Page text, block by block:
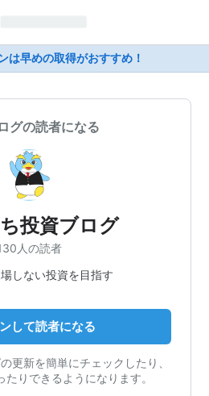
は早めの取得がおすすめ！
グの読者になる
投資ブログ
人の読者
しない投資を目指す
して読者になる
更新を簡単にチェックしたり、
りできるようになります。